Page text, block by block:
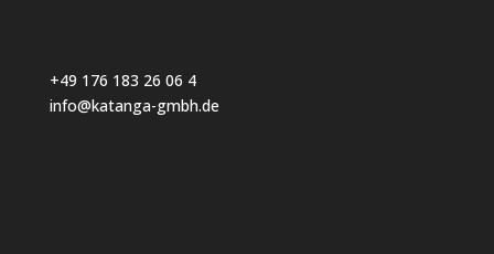
+49 176 183 26 06 4
info@katanga-gmbh.de